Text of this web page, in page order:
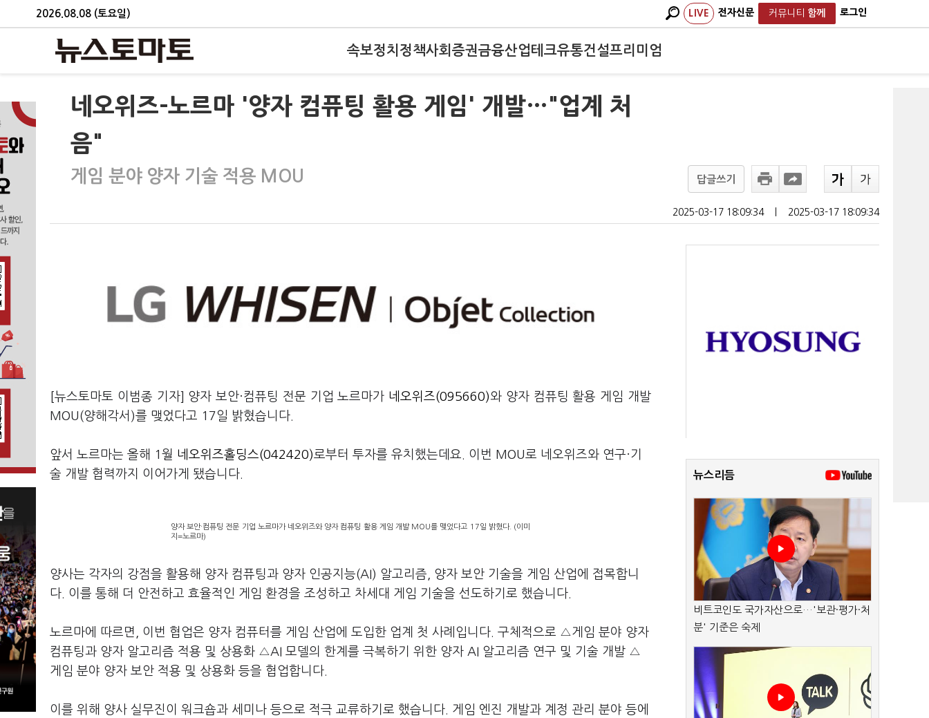
2026.08.08 (토요일) LIVE 전자신문 커뮤니티 함께 로그인
속보정치 정책사회 증권금융산업테크유통건설프리미엄
네오위즈-노르마 '양자 컴퓨팅 활용 게임' 개발…"업계 처
음"
게임 분야 양자 기술 적용 MOU 답글쓰기
2025-03-17 18:09:34 2025-03-17 18:09:34
[뉴스토마토 이범종 기자] 양자 보안·컴퓨팅 전문 기업 노르마가 네오위즈(095660)와 양자 컴퓨팅 활용 게임 개발
MOU(양해각서)를 맺었다고 17일 밝혔습니다.
앞서 노르마는 올해 1월 네오위즈홀딩스(042420)로부터 투자를 유치했는데요. 이번 MOU로 네오위즈와 연구·기
술 개발 협력까지 이어가게 됐습니다.
양자 보안·컴퓨팅 전문 기업 노르마가 네오위즈와 양자 컴퓨팅 활용 게임 개발 MOU를 맺었다고 17일 밝혔다. (이미
지=노르마)
양사는 각자의 강점을 활용해 양자 컴퓨팅과 양자 인공지능(AI) 알고리즘, 양자 보안 기술을 게임 산업에 접목합니
다. 이를 통해 더 안전하고 효율적인 게임 환경을 조성하고 차세대 게임 기술을 선도하기로 했습니다.
노르마에 따르면, 이번 협업은 양자 컴퓨터를 게임 산업에 도입한 업계 첫 사례입니다. 구체적으로 △게임 분야 양자
컴퓨팅과 양자 알고리즘 적용 및 상용화 △AI 모델의 한계를 극복하기 위한 양자 AI 알고리즘 연구 및 기술 개발 △
게임 분야 양자 보안 적용 및 상용화 등을 협업합니다.
이를 위해 양사 실무진이 워크숍과 세미나 등으로 적극 교류하기로 했습니다. 게임 엔진 개발과 계정 관리 분야 등에
뉴스리듬
비트코인도 국가자산으로…'보관·평가·처
분' 기준은 숙제